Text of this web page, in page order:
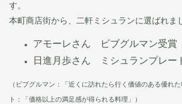
す。
本町商店街から、二軒ミシュランに選ばれま
アモーレさん ビブグルマン受賞
日進月歩さん ミシュランプレー
（ビブグルマン：「近くに訪れたら行く価値のある優れ
ト：「価格以上の満足感が得られる料理」）